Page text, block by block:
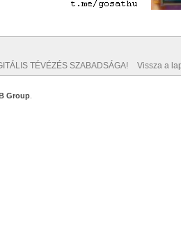
TÉVÉZÉS SZABADSÁGA! Vissza a
Group